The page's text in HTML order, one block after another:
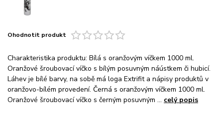
Ohodnotit produkt
Charakteristika produktu: Bílá s oranžovým víčkem 1000 ml.
Oranžové šroubovací víčko s bílým posuvným náústkem či hubicí.
Láhev je bílé barvy, na sobě má loga Extrifit a nápisy produktů v
oranžovo-bílém provedení. Černá s oranžovým víčkem 1000 ml.
Oranžové šroubovací víčko s černým posuvným ... celý popis